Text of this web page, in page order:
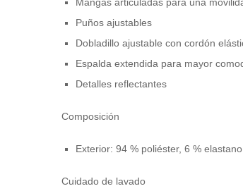
Mangas articuladas para una
Puños ajustables
Dobladillo ajustable con cordón
Espalda extendida para mayor
Detalles reflectantes
Composición
Exterior: 94 % poliéster, 6 % elastano
Cuidado de lavado